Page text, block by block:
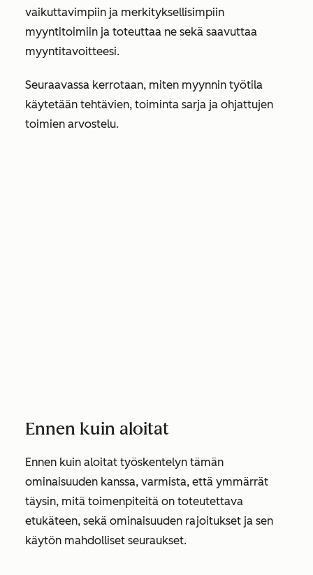
vaikuttavimpiin ja merkityksellisimpiin
myyntitoimiin ja toteuttaa ne sekä saavuttaa
myyntitavoitteesi.
Seuraavassa kerrotaan, miten myynnin työtila
käytetään tehtävien, toiminta sarja ja ohjattujen
toimien arvostelu.
Ennen kuin aloitat
Ennen kuin aloitat työskentelyn tämän
ominaisuuden kanssa, varmista, että ymmärrät
täysin, mitä toimenpiteitä on toteutettava
etukäteen, sekä ominaisuuden rajoitukset ja sen
käytön mahdolliset seuraukset.